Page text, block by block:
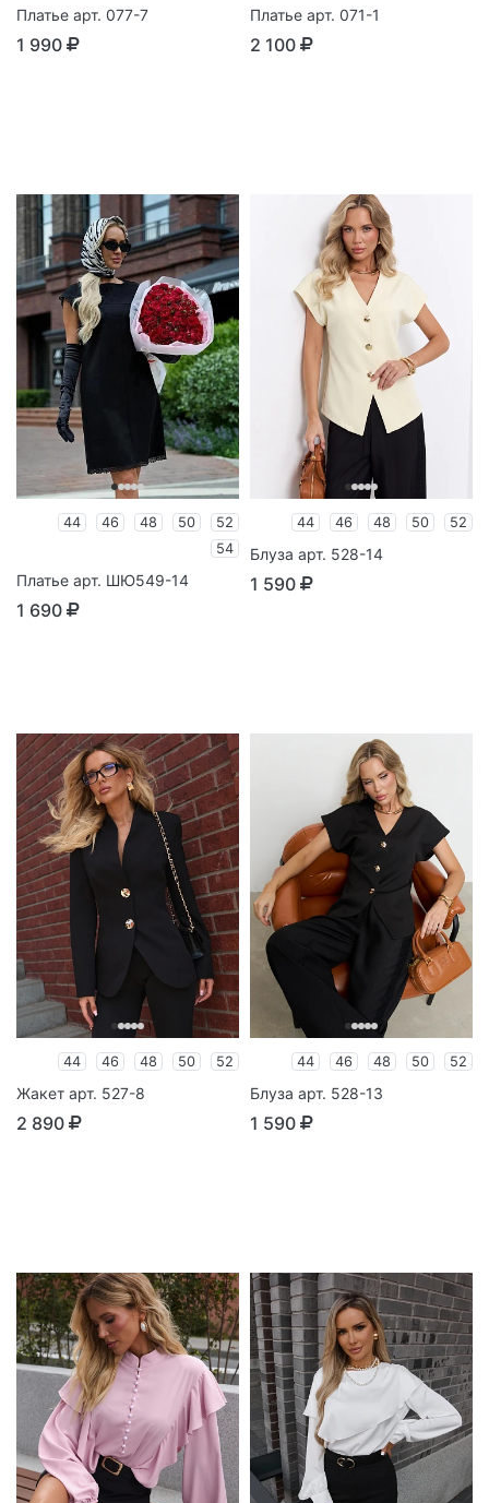
Платье арт. 077-7
1 990
Платье арт. 071-1
2 100
44 46 48 50
52
54
Платье арт. ШЮ549-14
1 690
44 46 48 50 52
Блуза арт. 528-14
1 590
44 46 48 50 52
Жакет арт. 527-8
2 890
44 46 48 50 52
Блуза арт. 528-13
1 590